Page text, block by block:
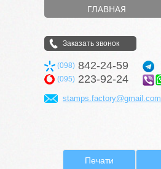
ГЛАВНАЯ
Заказать звонок
(098) 842-24-59
(095) 223-92-24
stamps.factory@gmail.com
Печати